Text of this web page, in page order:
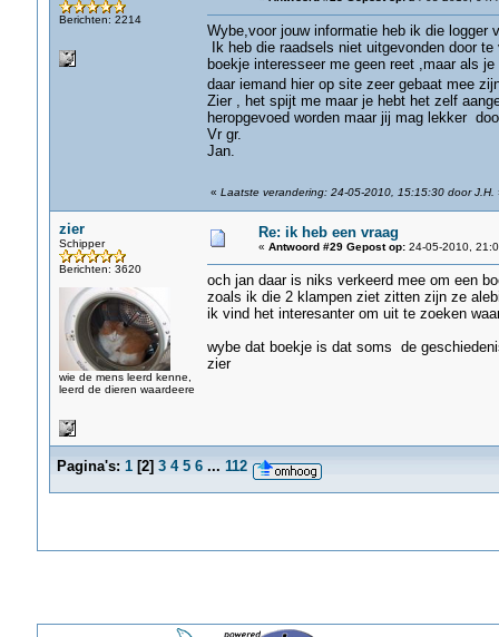
Berichten: 2214
Wybe,voor jouw informatie heb ik die logger
Ik heb die raadsels niet uitgevonden door
boekje interesseer me geen reet ,maar als
daar iemand hier op site zeer gebaat mee
Zier , het spijt me maar je hebt het zelf
heropgevoed worden maar jij mag lekker
Vr gr.
Jan.
« Laatste verandering: 24-05-2010, 15:15:30 door J.H.
zier
Schipper
Berichten: 3620
wie de mens leerd kenne,
leerd de dieren waardeere
Re: ik heb een vraag
« Antwoord #29 Gepost op:24-05-2010,
och jan daar is niks verkeerd mee om een
zoals ik die 2 klampen ziet zitten zijn ze
ik vind het interesanter om uit te zoeken
wybe dat boekje is dat soms de
zier
Pagina's: 1[2] 3 4 5 6 ... 112